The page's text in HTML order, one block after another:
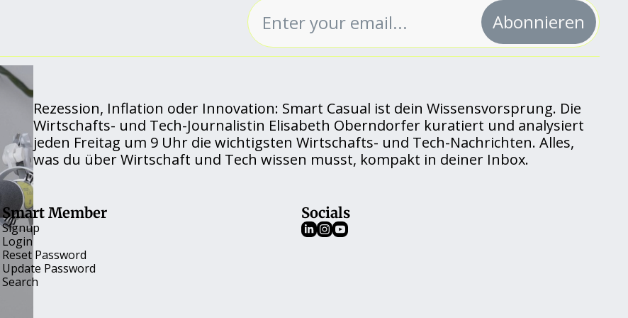
Abonnieren
Rezession, Inflation oder Innovation: Smart Casual ist dein Wissensvorsprung. Die
Wirtschafts- und Tech-Journalistin Elisabeth Oberndorfer kuratiert und analysiert
jeden Freitag um 9 Uhr die wichtigsten Wirtschafts- und Tech-Nachrichten. Alles,
was du über Wirtschaft und Tech wissen musst, kompakt in deiner Inbox.
Smart Member
Signup
Login
Reset Password
Update Password
Search
Socials